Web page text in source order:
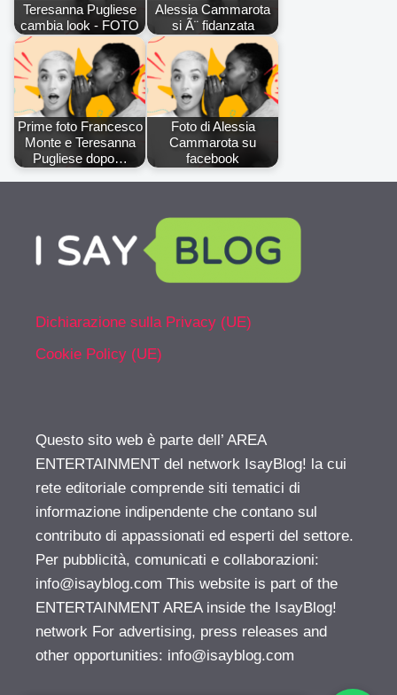
Teresanna Pugliese
cambia look - FOTO
Alessia Cammarota
si Ã¨ fidanzata
Prime foto Francesco
Monte e Teresanna
Pugliese dopo…
Foto di Alessia
Cammarota su
facebook
Dichiarazione sulla Privacy (UE)
Cookie Policy (UE)
Questo sito web è parte dell’ AREA
ENTERTAINMENT del network IsayBlog! la cui
rete editoriale comprende siti tematici di
informazione indipendente che contano sul
contributo di appassionati ed esperti del settore.
Per pubblicità, comunicati e collaborazioni:
info@isayblog.com This website is part of the
ENTERTAINMENT AREA inside the IsayBlog!
network For advertising, press releases and
other opportunities: info@isayblog.com